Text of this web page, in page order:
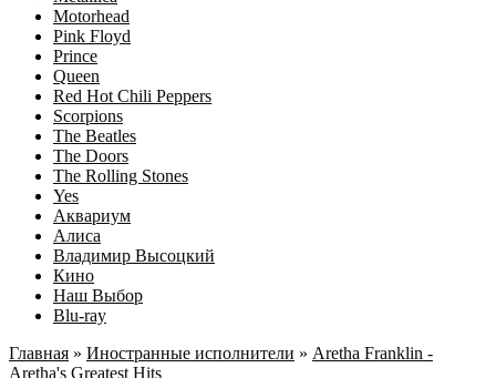
Motorhead
Pink Floyd
Prince
Queen
Red Hot Chili Peppers
Scorpions
The Beatles
The Doors
The Rolling Stones
Yes
Аквариум
Алиса
Владимир Высоцкий
Кино
Наш Выбор
Blu-ray
Главная » Иностранные исполнители » Aretha Franklin -
Aretha's Greatest Hits